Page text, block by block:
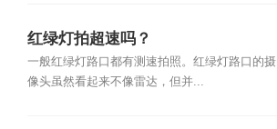
红绿灯拍超速吗？
一般红绿灯路口都有测速拍照。红绿灯路口的摄
像头虽然看起来不像雷达，但并...